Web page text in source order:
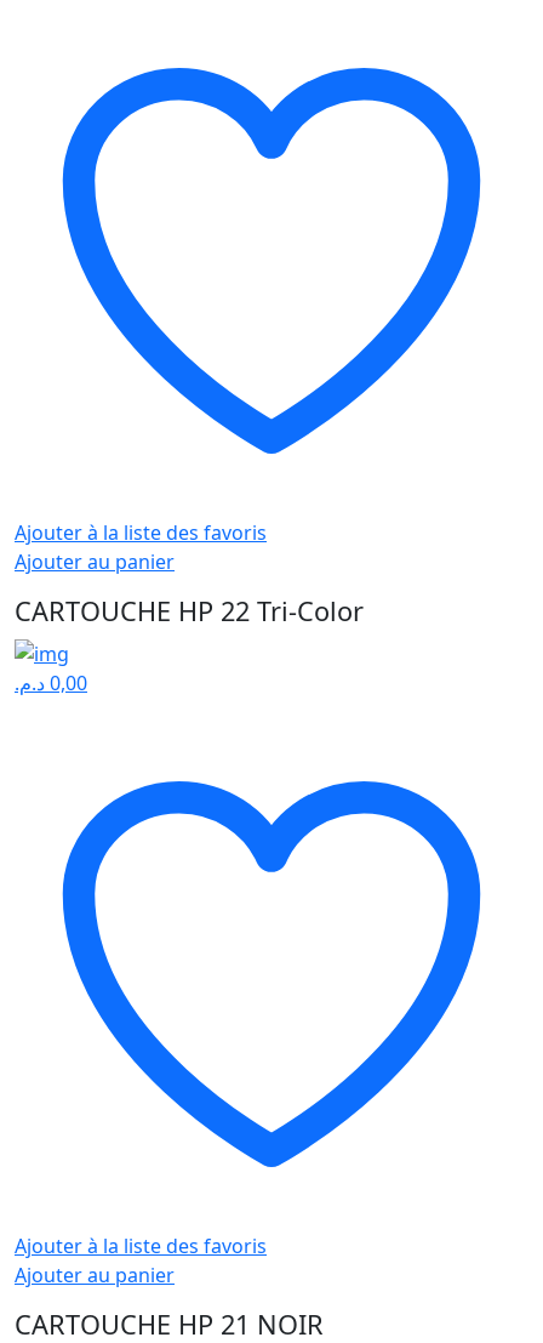
Ajouter à la liste des favoris
Ajouter au panier
CARTOUCHE HP 22 Tri-Color
0,00د.م.
Ajouter à la liste des favoris
Ajouter au panier
CARTOUCHE HP 21 NOIR